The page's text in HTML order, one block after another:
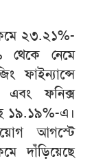
২৩.২১%-
থেকে নেমে
ফাইন্যান্সে
ফনিক্স
১৯.১৯%-এ।
আগস্টে
দাঁড়িয়েছে